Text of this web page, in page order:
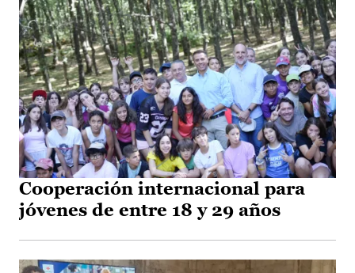
Cooperación internacional para
jóvenes de entre 18 y 29 años